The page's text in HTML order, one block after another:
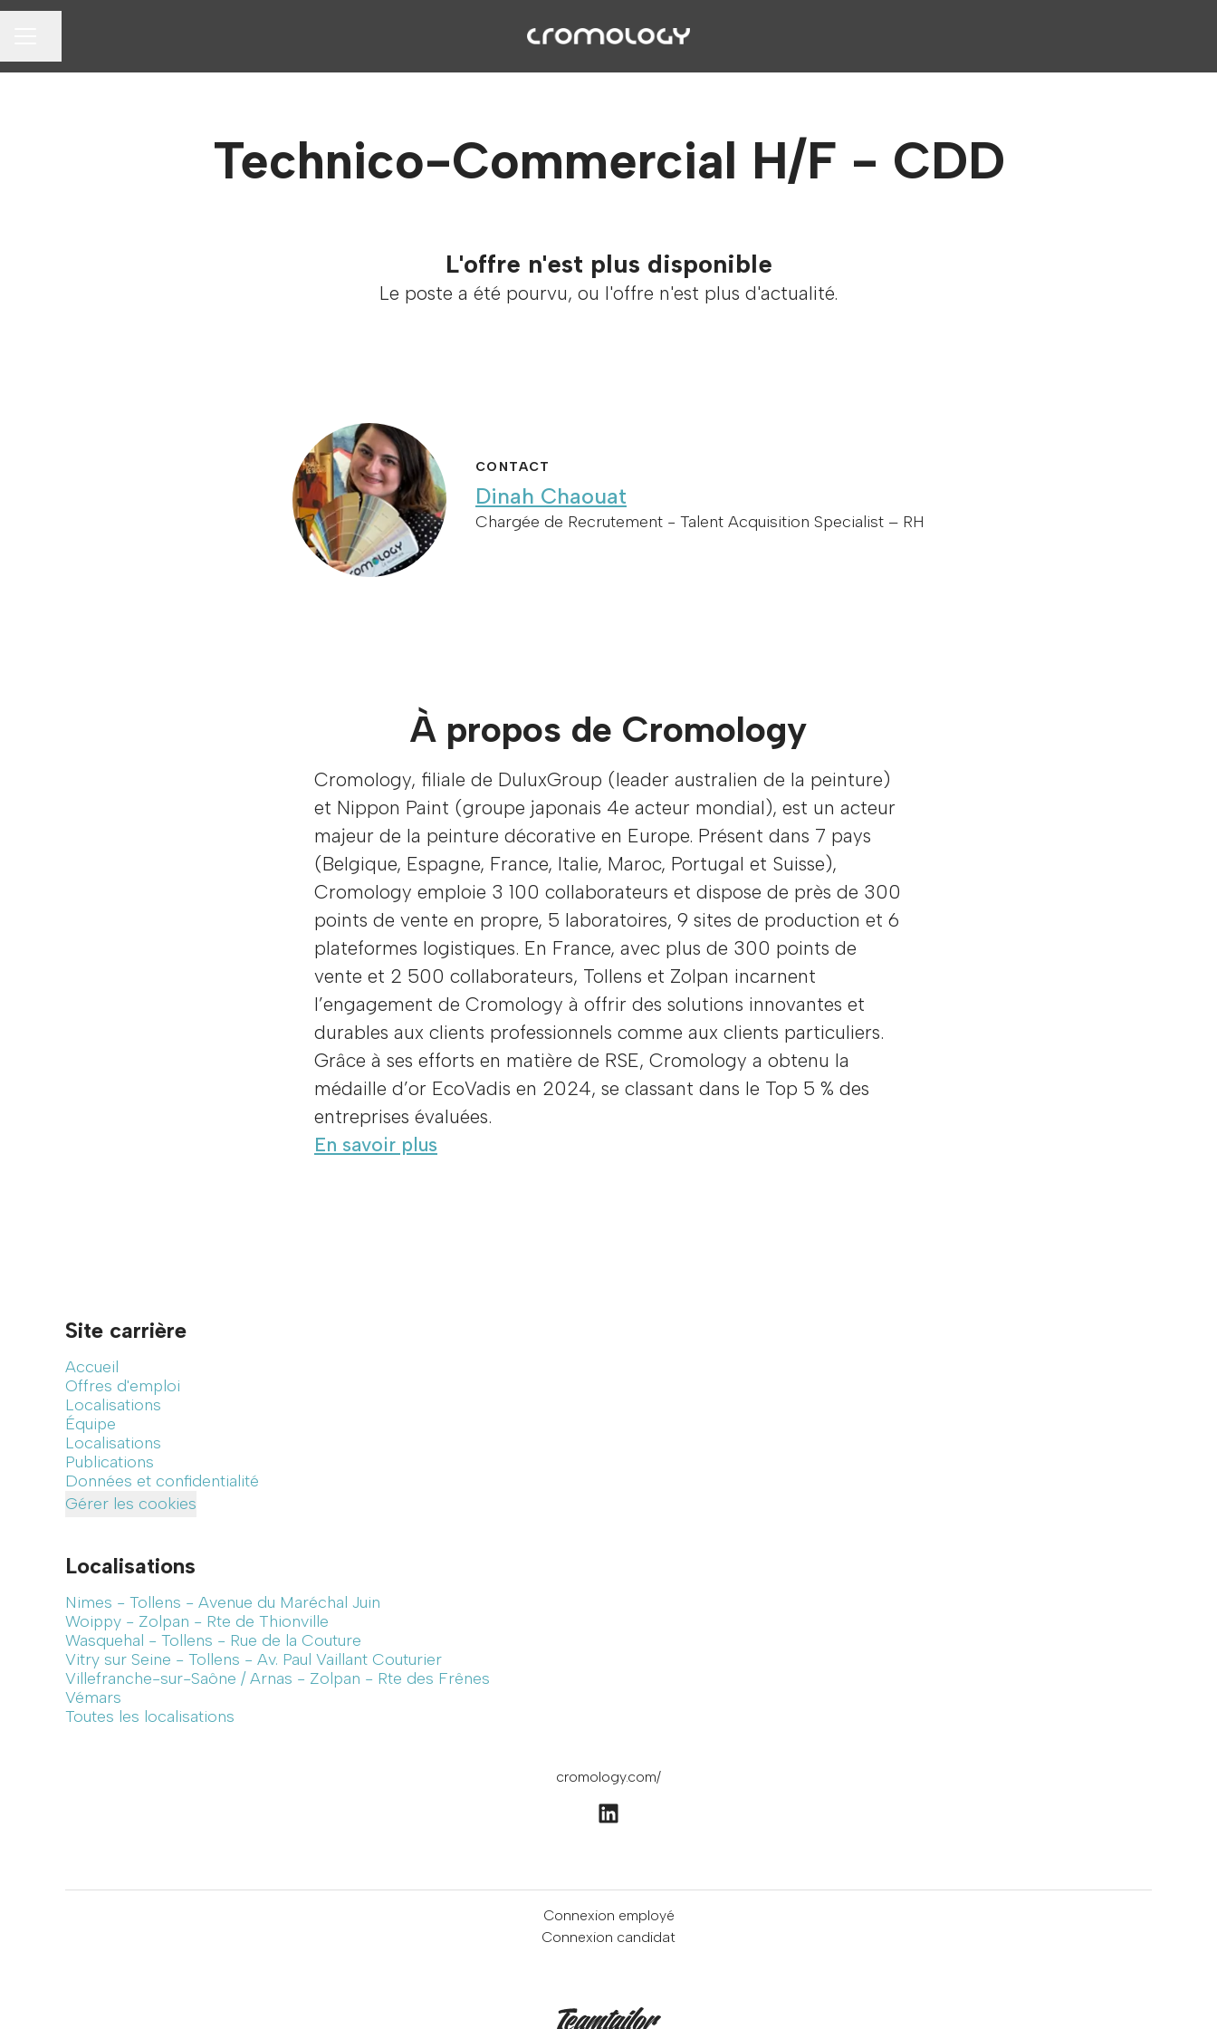
Technico-Commercial H/F - CDD
L'offre n'est plus disponible
Le poste a été pourvu, ou l'offre n'est plus d'actualité.
CONTACT
Dinah Chaouat
Chargée de Recrutement - Talent Acquisition Specialist – RH
À propos de Cromology
Cromology, filiale de DuluxGroup (leader australien de la peinture)
et Nippon Paint (groupe japonais 4e acteur mondial), est un acteur
majeur de la peinture décorative en Europe. Présent dans 7 pays
(Belgique, Espagne, France, Italie, Maroc, Portugal et Suisse),
Cromology emploie 3 100 collaborateurs et dispose de près de 300
points de vente en propre, 5 laboratoires, 9 sites de production et 6
plateformes logistiques. En France, avec plus de 300 points de
vente et 2 500 collaborateurs, Tollens et Zolpan incarnent
l’engagement de Cromology à offrir des solutions innovantes et
durables aux clients professionnels comme aux clients particuliers.
Grâce à ses efforts en matière de RSE, Cromology a obtenu la
médaille d’or EcoVadis en 2024, se classant dans le Top 5 % des
entreprises évaluées.
En savoir plus
Site carrière
Accueil
Offres d'emploi
Localisations
Équipe
Localisations
Publications
Données et confidentialité
Gérer les cookies
Localisations
Nimes - Tollens - Avenue du Maréchal Juin
Woippy - Zolpan - Rte de Thionville
Wasquehal - Tollens - Rue de la Couture
Vitry sur Seine - Tollens - Av. Paul Vaillant Couturier
Villefranche-sur-Saône / Arnas - Zolpan - Rte des Frênes
Vémars
Toutes les localisations
cromology.com/
Connexion employé
Connexion candidat